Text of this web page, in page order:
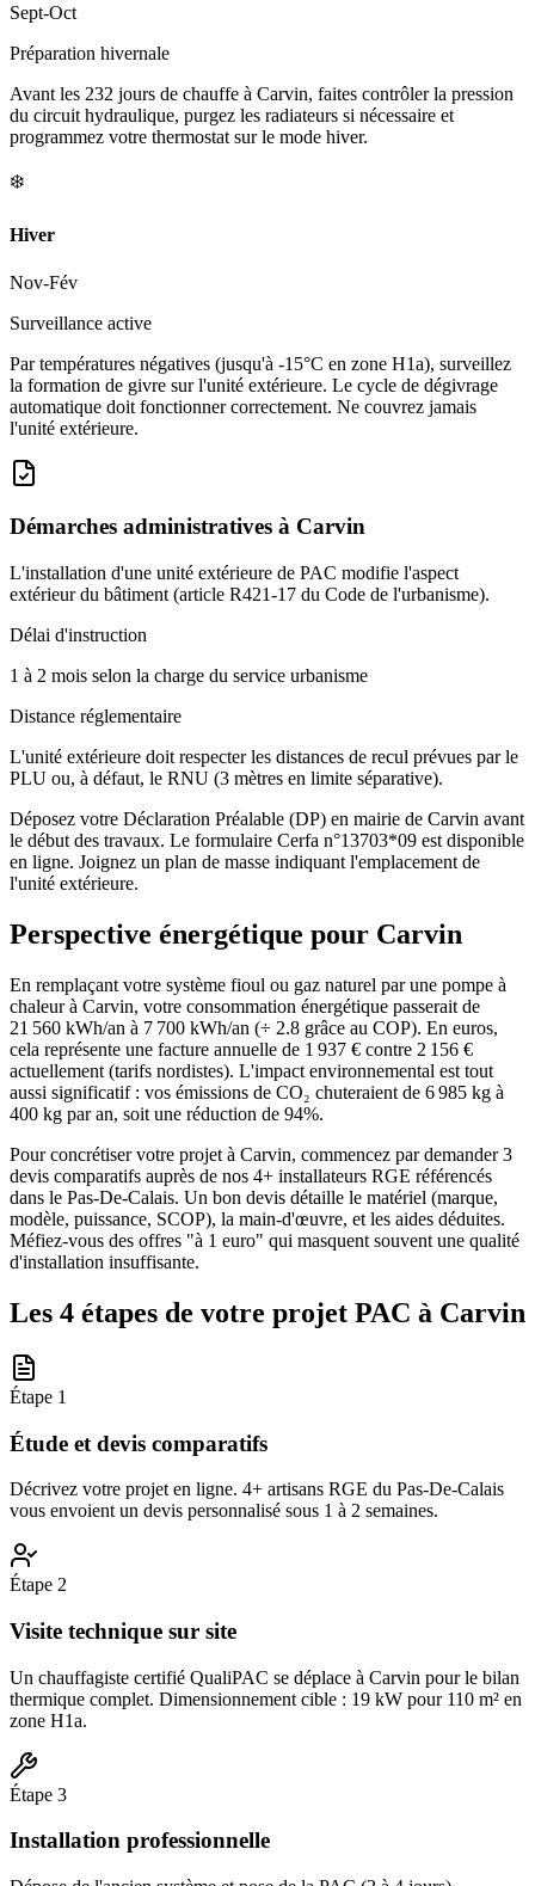
Sept-Oct
Préparation hivernale
Avant les 232 jours de chauffe à Carvin, faites contrôler la pression
du circuit hydraulique, purgez les radiateurs si nécessaire et
programmez votre thermostat sur le mode hiver.
❄️
Hiver
Nov-Fév
Surveillance active
Par températures négatives (jusqu'à -15°C en zone H1a), surveillez
la formation de givre sur l'unité extérieure. Le cycle de dégivrage
automatique doit fonctionner correctement. Ne couvrez jamais
l'unité extérieure.
Démarches administratives à Carvin
L'installation d'une unité extérieure de PAC modifie l'aspect
extérieur du bâtiment (article R421-17 du Code de l'urbanisme).
Délai d'instruction
1 à 2 mois selon la charge du service urbanisme
Distance réglementaire
L'unité extérieure doit respecter les distances de recul prévues par le
PLU ou, à défaut, le RNU (3 mètres en limite séparative).
Déposez votre Déclaration Préalable (DP) en mairie de Carvin avant
le début des travaux. Le formulaire Cerfa n°13703*09 est disponible
en ligne. Joignez un plan de masse indiquant l'emplacement de
l'unité extérieure.
Perspective énergétique pour Carvin
En remplaçant votre système fioul ou gaz naturel par une pompe à
chaleur à Carvin, votre consommation énergétique passerait de
21 560 kWh/an à 7 700 kWh/an (÷ 2.8 grâce au COP). En euros,
cela représente une facture annuelle de 1 937 € contre 2 156 €
actuellement (tarifs nordistes). L'impact environnemental est tout
aussi significatif : vos émissions de CO₂ chuteraient de 6 985 kg à
400 kg par an, soit une réduction de 94%.
Pour concrétiser votre projet à Carvin, commencez par demander 3
devis comparatifs auprès de nos 4+ installateurs RGE référencés
dans le Pas-De-Calais. Un bon devis détaille le matériel (marque,
modèle, puissance, SCOP), la main-d'œuvre, et les aides déduites.
Méfiez-vous des offres "à 1 euro" qui masquent souvent une qualité
d'installation insuffisante.
Les 4 étapes de votre projet PAC à Carvin
Étape 1
Étude et devis comparatifs
Décrivez votre projet en ligne. 4+ artisans RGE du Pas-De-Calais
vous envoient un devis personnalisé sous 1 à 2 semaines.
Étape 2
Visite technique sur site
Un chauffagiste certifié QualiPAC se déplace à Carvin pour le bilan
thermique complet. Dimensionnement cible : 19 kW pour 110 m² en
zone H1a.
Étape 3
Installation professionnelle